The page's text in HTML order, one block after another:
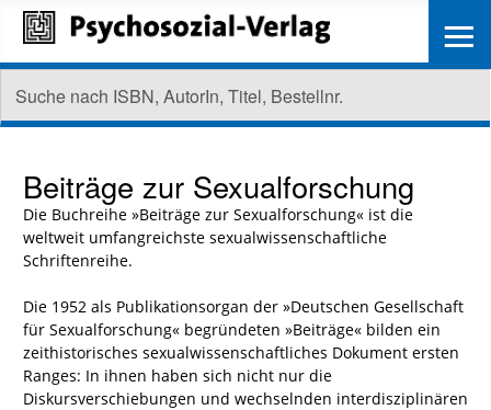
Beiträge zur Sexualforschung
Die Buchreihe »Beiträge zur Sexualforschung« ist die
weltweit umfangreichste sexualwissenschaftliche
Schriftenreihe.
Die 1952 als Publikationsorgan der »Deutschen Gesellschaft
für Sexualforschung« begründeten »Beiträge« bilden ein
zeithistorisches sexualwissenschaftliches Dokument ersten
Ranges: In ihnen haben sich nicht nur die
Diskursverschiebungen und wechselnden interdisziplinären
≡